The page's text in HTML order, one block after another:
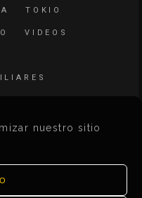
nuestro sitio
TOKIO
VIDEOS